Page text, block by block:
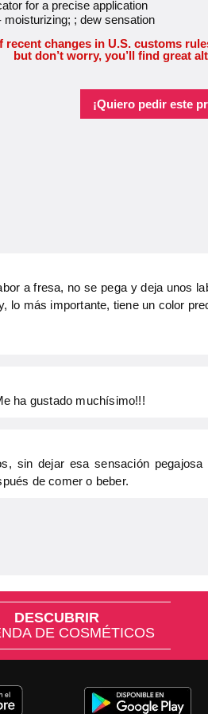
for a precise application
moisturizing; ; dew sensation
recent changes in U.S. customs
but don’t worry, you’ll find great
¡Quiero pedir este
a fresa, no se pega y deja unos
lo más importante, tiene un color
ha gustado muchísimo!!!
sin dejar esa sensación
de comer o beber.
DESCUBRIR
DE COSMÉTICOS